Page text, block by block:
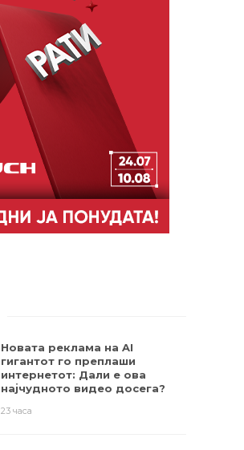
Новата реклама на AI
гигантот го преплаши
интернетот: Дали е ова
најчудното видео досега?
23 часа